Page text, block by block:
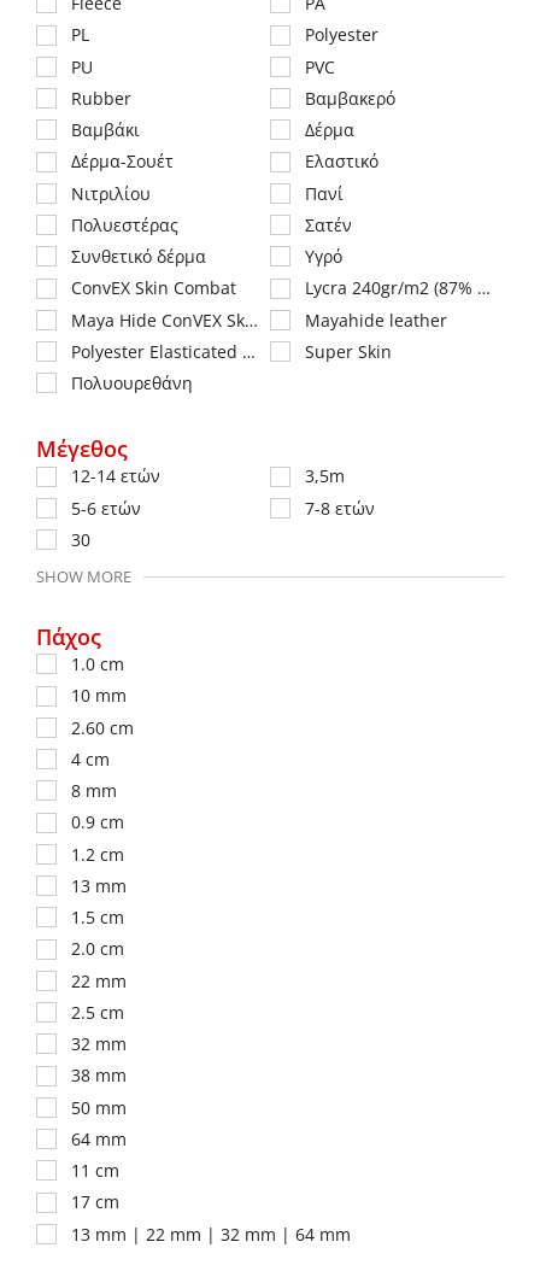
PL
Polyester
PU
PVC
Rubber
Βαμβακερό
Βαμβάκι
Δέρμα
Δέρμα-Σουέτ
Ελαστικό
Νιτριλίου
Πανί
Πολυεστέρας
Σατέν
Συνθετικό δέρμα
Υγρό
ConvEX Skin Combat
Lycra 240gr/m2 (87% πολυεστέρας / 13% ελαστάνη)
Maya Hide ConVEX Skin
Mayahide leather
Polyester Elasticated Fabric
Super Skin
Πολυουρεθάνη
Μέγεθος
12-14 ετών
3,5m
5-6 ετών
7-8 ετών
30
SHOW MORE
Πάχος
1.0 cm
10 mm
2.60 cm
4 cm
8 mm
0.9 cm
1.2 cm
13 mm
1.5 cm
2.0 cm
22 mm
2.5 cm
32 mm
38 mm
50 mm
64 mm
11 cm
17 cm
13 mm | 22 mm | 32 mm | 64 mm